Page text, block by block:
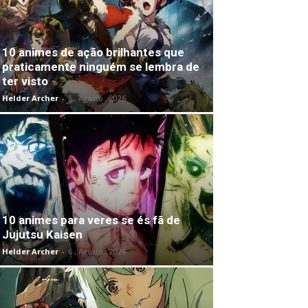
10 animes de ação brilhantes que
praticamente ninguém se lembra de
ter visto
Helder Archer - 5 , Agosto , 2026
10 animes para veres se és fã de
Jujutsu Kaisen
Helder Archer - 6 , Agosto , 2026